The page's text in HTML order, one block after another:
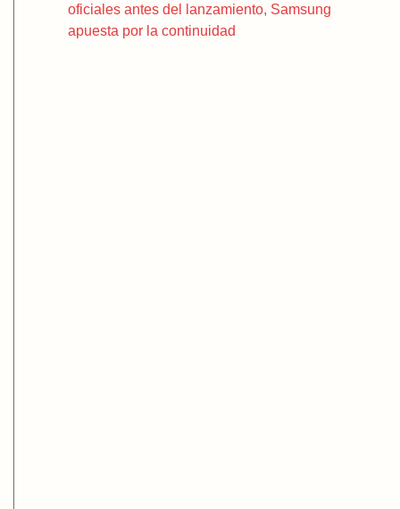
oficiales antes del lanzamiento, Samsung
apuesta por la continuidad